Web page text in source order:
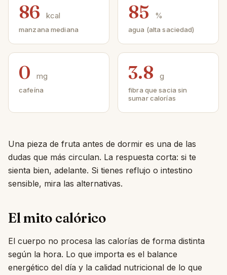
86 kcal
manzana mediana
85 %
agua (alta saciedad)
0 mg
cafeína
3.8 g
fibra que sacia sin
sumar calorías
Una pieza de fruta antes de dormir es una de las
dudas que más circulan. La respuesta corta: si te
sienta bien, adelante. Si tienes reflujo o intestino
sensible, mira las alternativas.
El mito calórico
El cuerpo no procesa las calorías de forma distinta
según la hora. Lo que importa es el balance
energético del día y la calidad nutricional de lo que